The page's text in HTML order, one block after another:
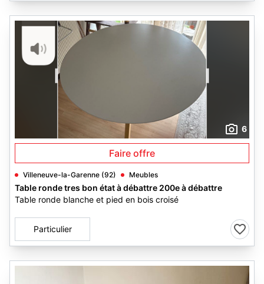
6
Faire offre
Villeneuve-la-Garenne (92) Meubles
Table ronde tres bon état à débattre 200e à débattre
Table ronde blanche et pied en bois croisé
Particulier